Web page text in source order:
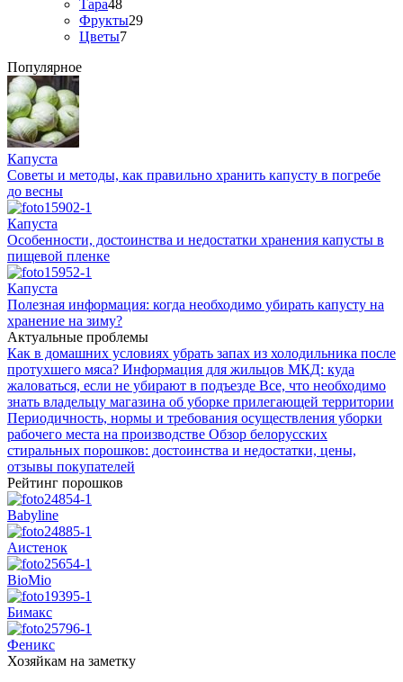
Тара48
Фрукты29
Цветы7
Популярное
Капуста
Советы и методы, как правильно хранить капусту в погребе
до весны
Капуста
Особенности, достоинства и недостатки хранения капусты в
пищевой пленке
Капуста
Полезная информация: когда необходимо убирать капусту на
хранение на зиму?
Актуальные проблемы
Как в домашних условиях убрать запах из холодильника после
протухшего мяса? Информация для жильцов МКД: куда
жаловаться, если не убирают в подъезде Все, что необходимо
знать владельцу магазина об уборке прилегающей территории
Периодичность, нормы и требования осуществления уборки
рабочего места на производстве Обзор белорусских
стиральных порошков: достоинства и недостатки, цены,
отзывы покупателей
Рейтинг порошков
Babyline
Аистенок
BioMio
Бимакс
Феникс
Хозяйкам на заметку